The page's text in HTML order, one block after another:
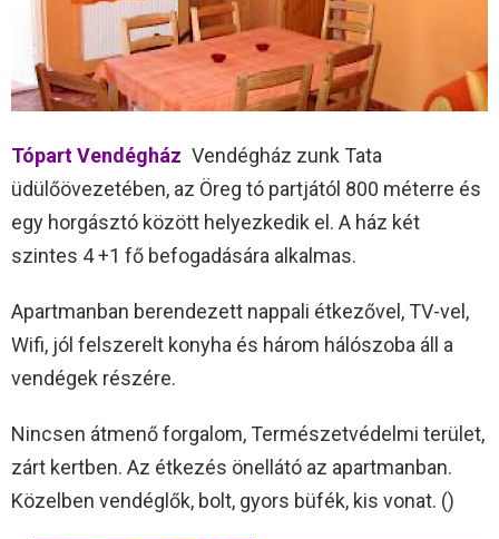
Tópart Vendégház Vendégház zunk Tata
üdülőövezetében, az Öreg tó partjától 800 méterre és
egy horgásztó között helyezkedik el. A ház két
szintes 4 +1 fő befogadására alkalmas.
Apartmanban berendezett nappali étkezővel, TV-vel,
Wifi, jól felszerelt konyha és három hálószoba áll a
vendégek részére.
Nincsen átmenő forgalom, Természetvédelmi terület,
zárt kertben. Az étkezés önellátó az apartmanban.
Közelben vendéglők, bolt, gyors büfék, kis vonat. ()